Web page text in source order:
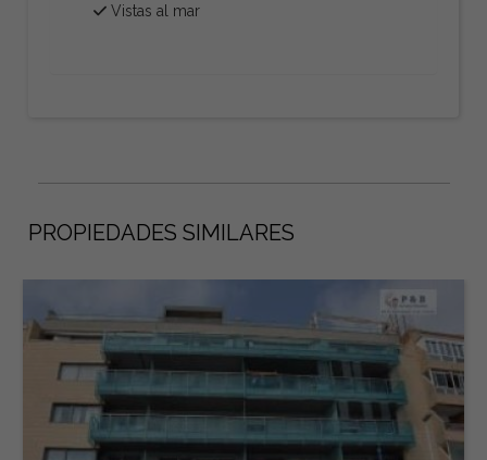
Vistas al mar
PROPIEDADES SIMILARES